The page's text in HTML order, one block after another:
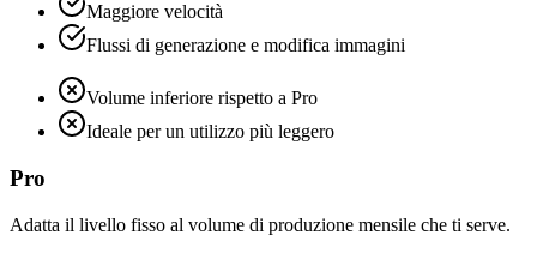
Maggiore velocità
Flussi di generazione e modifica immagini
Volume inferiore rispetto a Pro
Ideale per un utilizzo più leggero
Pro
Adatta il livello fisso al volume di produzione mensile che ti serve.